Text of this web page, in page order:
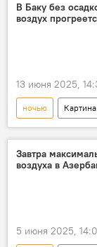
В Баку без
воздух
13 июня 2025,
ночью
Абшерон
Азербайджан
Ветер
Завтра
воздуха в
5 июня 2025,